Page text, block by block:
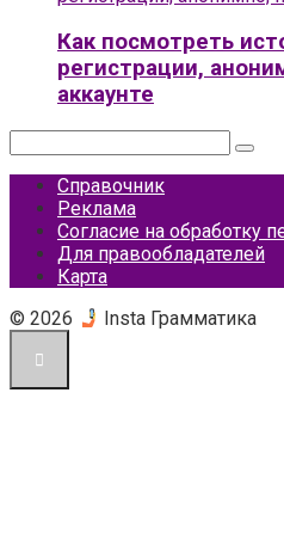
Как посмотреть
регистрации,
аккаунте
Справочник
Реклама
Согласие на обработку
Для правообладателей
Карта
© 2026
Insta Грамматика